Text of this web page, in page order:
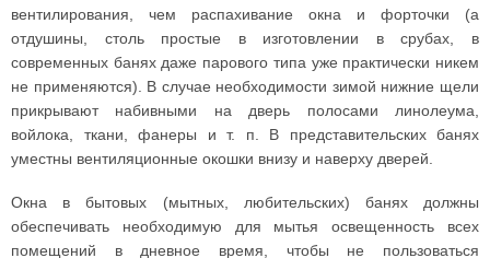
вентилирования, чем распахивание окна и форточки (а
отдушины, столь простые в изготовлении в срубах, в
современных банях даже парового типа уже практически никем
не применяются). В случае необходимости зимой нижние щели
прикрывают набивными на дверь полосами линолеума,
войлока, ткани, фанеры и т. п. В представительских банях
уместны вентиляционные окошки внизу и наверху дверей.
Окна в бытовых (мытных, любительских) банях должны
обеспечивать необходимую для мытья освещенность всех
помещений в дневное время, чтобы не пользоваться